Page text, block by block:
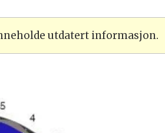
utdatert informasjon.